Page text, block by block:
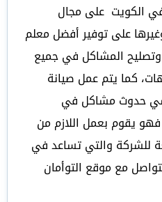
الكويت على مجال
على توفير أفضل معلم
وتصليح المشاكل في جميع
كما يتم عمل صيانة
حدوث مشاكل في
فهو يقوم بعمل اللازم من
للشركة والتي تساعد في
مع موقع التوأمان